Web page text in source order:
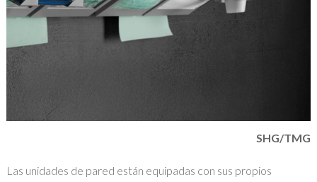
SHG/TMG
Las unidades de pared están equipadas con sus propios